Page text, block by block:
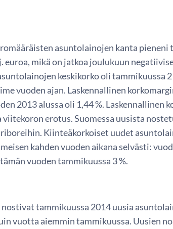
asuntolainojen kanta pieneni
euroa, mikä on jatkoa joulukuun
keskikorko oli tammikuussa
vuoden ajan. Laskennallinen
2013 alussa oli 1,44 %. Laskennallinen
viitekoron erotus. Suomessa uusista
Kiinteäkorkoiset uudet
kahden vuoden aikana selvästi:
vuoden tammikuussa 3 %.
tammikuussa 2014 uusia
vuotta aiemmin tammikuussa. Uusien